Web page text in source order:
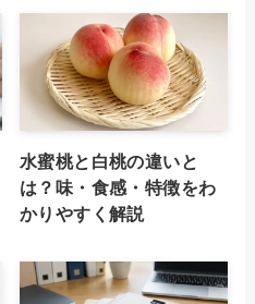
水蜜桃と白桃の違いと
は？味・食感・特徴をわ
かりやすく解説